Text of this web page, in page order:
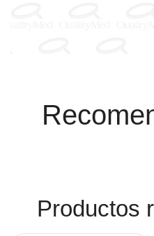
Productos